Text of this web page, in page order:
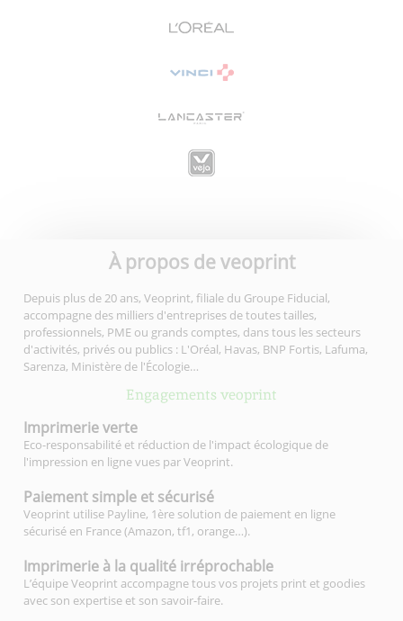
À propos de veoprint
Depuis plus de 20 ans, Veoprint, filiale du Groupe Fiducial,
accompagne des milliers d'entreprises de toutes tailles,
professionnels, PME ou grands comptes, dans tous les secteurs
d'activités, privés ou publics : L'Oréal, Havas, BNP Fortis, Lafuma,
Sarenza, Ministère de l'Écologie…
Engagements veoprint
Imprimerieverte
Eco-responsabilité et réduction de l'impact écologique de
l'impression en ligne vues par Veoprint.
Paiement simple et sécurisé
Veoprint utilise Payline, 1ère solution de paiement en ligne
sécurisé en France (Amazon, tf1, orange…).
Imprimerie à la qualité irréprochable
L’équipe Veoprint accompagne tous vos projets print et goodies
avec son expertise et son savoir-faire.